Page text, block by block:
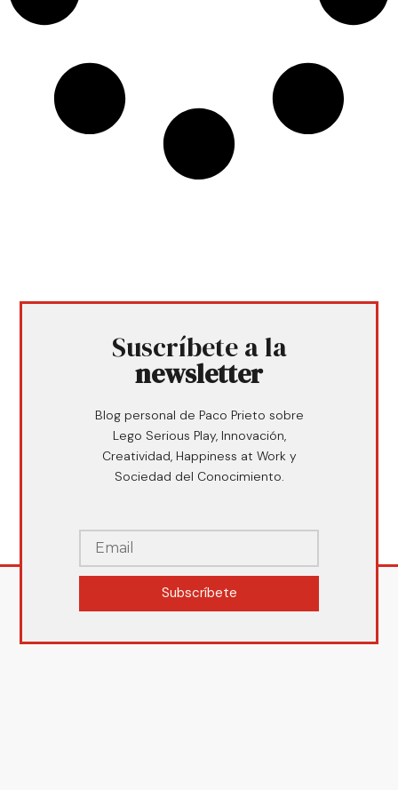
Suscríbete a la
newsletter
Blog personal de Paco Prieto sobre
Lego Serious Play, Innovación,
Creatividad, Happiness at Work y
Sociedad del Conocimiento.
Subscríbete